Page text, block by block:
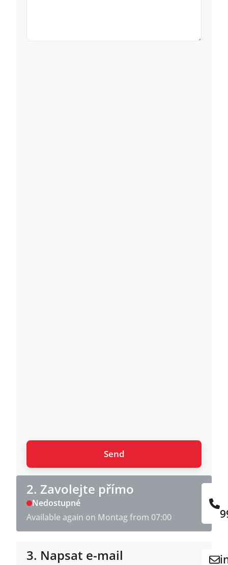
2. Zavolejte přímo
Nedostupné
Available again on Montag from 07:00
3. Napsat e-mail